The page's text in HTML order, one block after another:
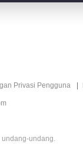
Privasi Pengguna
undang-undang.